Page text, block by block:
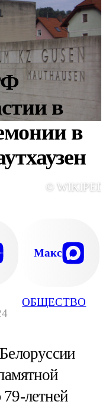
ОБЩЕСТВО
в
в
©
Макс
летней